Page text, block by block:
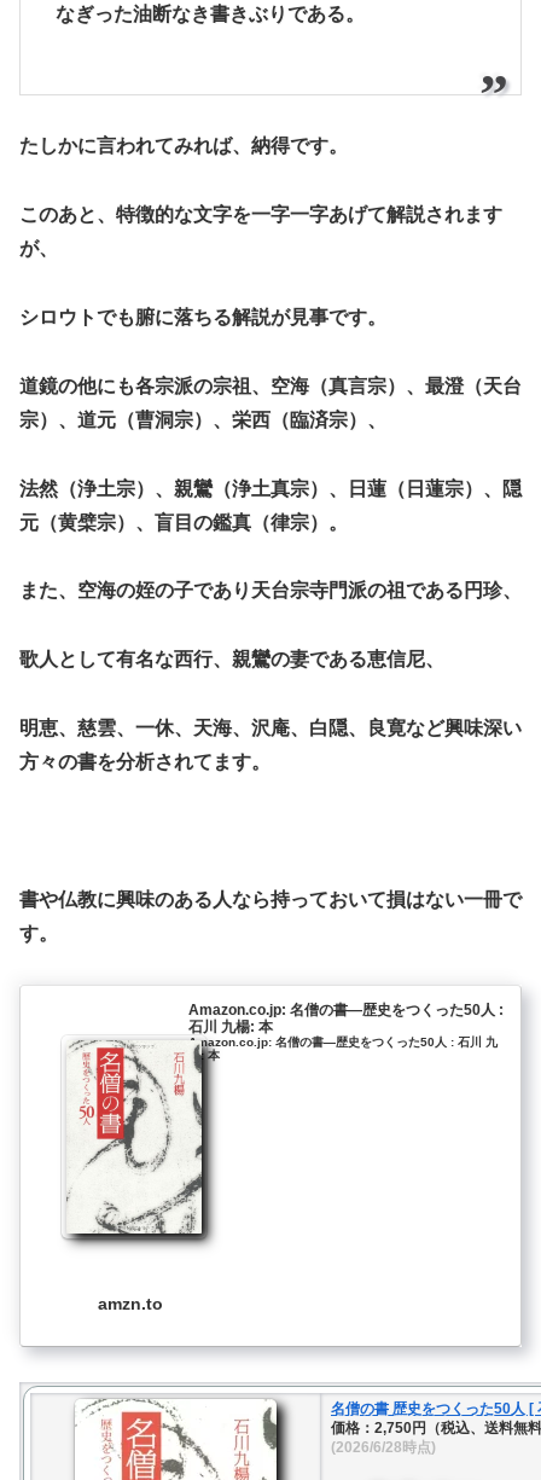
なぎった油断なき書きぶりである。
たしかに言われてみれば、納得です。
このあと、特徴的な文字を一字一字あげて解説されます
が、
シロウトでも腑に落ちる解説が見事です。
道鏡の他にも各宗派の宗祖、空海（真言宗）、最澄（天台
宗）、道元（曹洞宗）、栄西（臨済宗）、
法然（浄土宗）、親鸞（浄土真宗）、日蓮（日蓮宗）、隠
元（黄檗宗）、盲目の鑑真（律宗）。
また、空海の姪の子であり天台宗寺門派の祖である円珍、
歌人として有名な西行、親鸞の妻である恵信尼、
明恵、慈雲、一休、天海、沢庵、白隠、良寛など興味深い
方々の書を分析されてます。
書や仏教に興味のある人なら持っておいて損はない一冊で
す。
Amazon.co.jp: 名僧の書―歴史をつくった50人 :
石川 九楊: 本
Amazon.co.jp: 名僧の書―歴史をつくった50人 : 石川 九
楊: 本
amzn.to
名僧の書 歴史をつくった50人 [
価格：2,750円（税込、送料無
(2026/6/28時点)